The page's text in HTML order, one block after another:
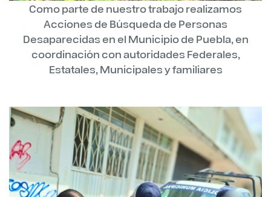
Como parte de nuestro trabajo realizamos
Acciones de Búsqueda de Personas
Desaparecidas en el Municipio de Puebla, en
coordinación con autoridades Federales,
Estatales, Municipales y familiares